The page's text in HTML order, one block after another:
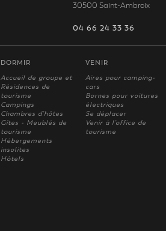
30500 Saint-Ambroix
04 66 24 33 36
DORMIR
Accueil de groupe et
Résidences de
tourisme
Campings
Chambres d'hôtes
Gîtes - Meublés de
tourisme
Hébergements
insolites
Hôtels
VENIR
Aires pour camping-
cars
Bornes pour voitures
électriques
Se déplacer
Venir à l'office de
tourisme